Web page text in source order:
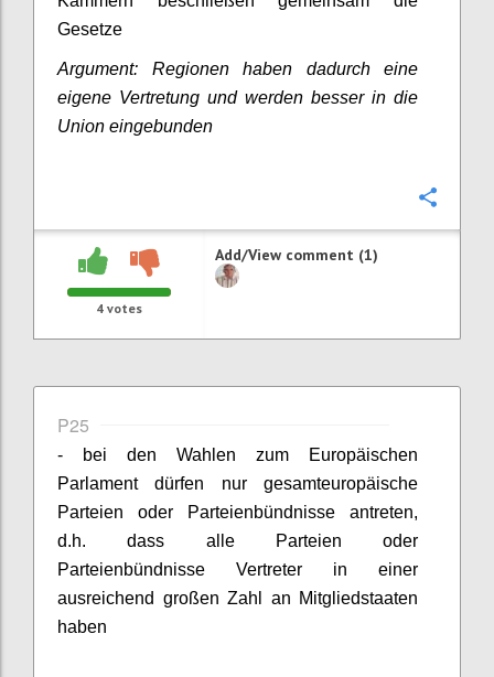
Gesetze
Argument: Regionen haben dadurch eine
eigene Vertretung und werden besser in die
Union eingebunden
4 votes
Add/View comment (1)
P25
- bei den Wahlen zum Europäischen
Parlament dürfen nur gesamteuropäische
Parteien oder Parteienbündnisse antreten,
d.h. dass alle Parteien oder
Parteienbündnisse Vertreter in einer
ausreichend großen Zahl an Mitgliedstaaten
haben